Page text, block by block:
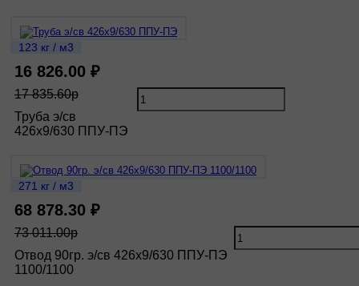
123 кг / м3
16 826.00 ₽
17 835.60р
Труба э/св
426х9/630 ППУ-ПЭ
271 кг / м3
68 878.30 ₽
73 011.00р
Отвод 90гр. э/св 426х9/630 ППУ-ПЭ
1100/1100